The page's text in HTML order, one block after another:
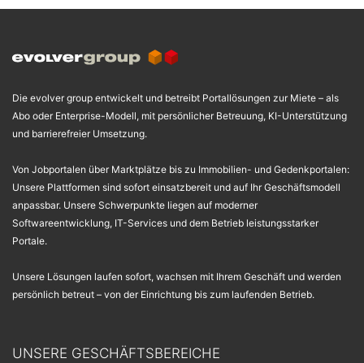
Die evolver group entwickelt und betreibt Portallösungen zur Miete – als
Abo oder Enterprise-Modell, mit persönlicher Betreuung, KI-Unterstützung
und barrierefreier Umsetzung.
Von Jobportalen über Marktplätze bis zu Immobilien- und Gedenkportalen:
Unsere Plattformen sind sofort einsatzbereit und auf Ihr Geschäftsmodell
anpassbar. Unsere Schwerpunkte liegen auf moderner
Softwareentwicklung, IT-Services und dem Betrieb leistungsstarker
Portale.
Unsere Lösungen laufen sofort, wachsen mit Ihrem Geschäft und werden
persönlich betreut – von der Einrichtung bis zum laufenden Betrieb.
UNSERE GESCHÄFTSBEREICHE